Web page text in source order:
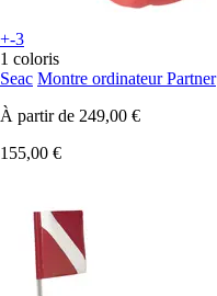
+-3
1 coloris
Seac Montre ordinateur Partner
À partir de 249,00 €
155,00 €